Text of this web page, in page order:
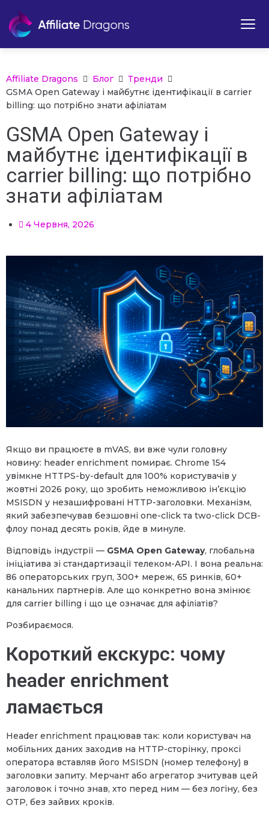
Affiliate Dragons Блог
Тренди
GSMA Open Gateway і майбутнє ідентифікації в carrier
billing: що потрібно знати афіліатам
GSMA Open Gateway і
майбутнє ідентифікації в
carrier billing: що потрібно
знати афіліатам
4 Червня, 2026
Якщо ви працюєте в mVAS, ви вже чули головну
новину: header enrichment помирає. Chrome 154
увімкне HTTPS-by-default для 100% користувачів у
жовтні 2026 року, що зробить неможливою ін’єкцію
MSISDN у незашифровані HTTP-заголовки. Механізм,
який забезпечував безшовні one-click та two-click DCB-
флоу понад десять років, йде в минуле.
Відповідь індустрії — GSMA Open Gateway, глобальна
ініціатива зі стандартизації телеком-API. І вона реальна:
86 операторських груп, 300+ мереж, 65 ринків, 60+
канальних партнерів. Але що конкретно вона змінює
для carrier billing і що це означає для афіліатів?
Розбираємося.
Короткий екскурс: чому
header enrichment
ламається
Header enrichment працював так: коли користувач на
мобільних даних заходив на HTTP-сторінку, проксі
оператора вставляв його MSISDN (номер телефону) в
заголовки запиту. Мерчант або агрегатор зчитував цей
заголовок і точно знав, хто перед ним — без логіну, без
OTP, без зайвих кроків.